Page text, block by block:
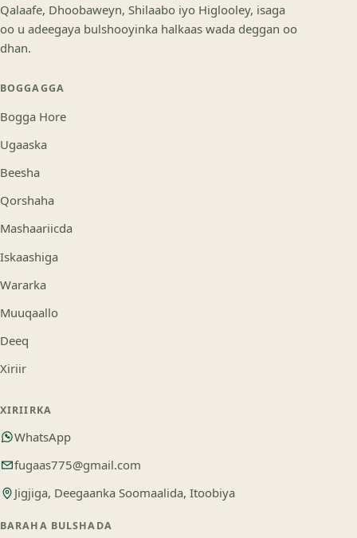
Qalaafe, Dhoobaweyn, Shilaabo iyo Higlooley, isaga
oo u adeegaya bulshooyinka halkaas wada deggan oo
dhan.
BOGGAGGA
Bogga Hore
Ugaaska
Beesha
Qorshaha
Mashaariicda
Iskaashiga
Wararka
Muuqaallo
Deeq
Xiriir
XIRIIRKA
WhatsApp
fugaas775@gmail.com
Jigjiga, Deegaanka Soomaalida, Itoobiya
BARAHA BULSHADA